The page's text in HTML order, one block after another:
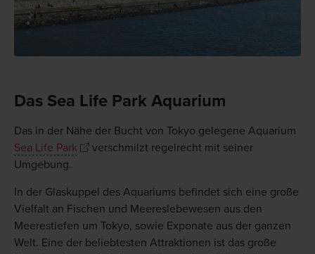
Das Sea Life Park Aquarium
Das in der Nähe der Bucht von Tokyo gelegene Aquarium
Sea Life Park
verschmilzt regelrecht mit seiner
Umgebung.
In der Glaskuppel des Aquariums befindet sich eine große
Vielfalt an Fischen und Meereslebewesen aus den
Meerestiefen um Tokyo, sowie Exponate aus der ganzen
Welt. Eine der beliebtesten Attraktionen ist das große